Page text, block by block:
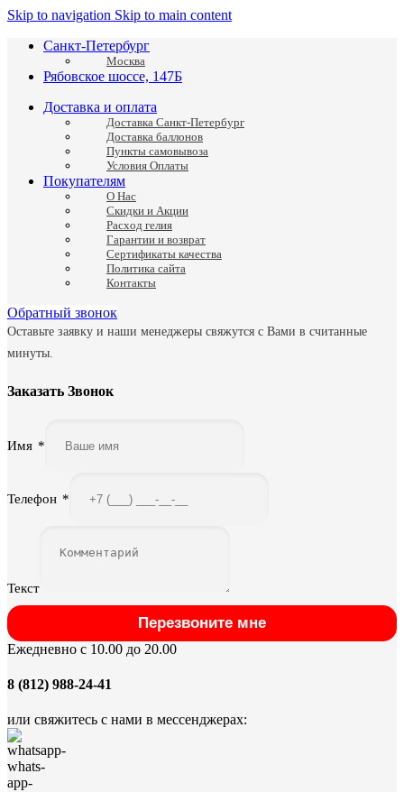
Skip to navigation Skip to main content
Санкт-Петербург
Москва
Рябовское шоссе, 147Б
Доставка и оплата
Доставка Санкт-Петербург
Доставка баллонов
Пункты самовывоза
Условия Оплаты
Покупателям
О Нас
Скидки и Акции
Расход гелия
Гарантии и возврат
Сертификаты качества
Политика сайта
Контакты
Обратный звонок
Оставьте заявку и наши менеджеры свяжутся с Вами в считанные
минуты.
Заказать Звонок
Имя *
Телефон *
Текст
Перезвоните мне
Ежедневно с 10.00 до 20.00
8 (812) 988-24-41
или свяжитесь с нами в мессенджерах: